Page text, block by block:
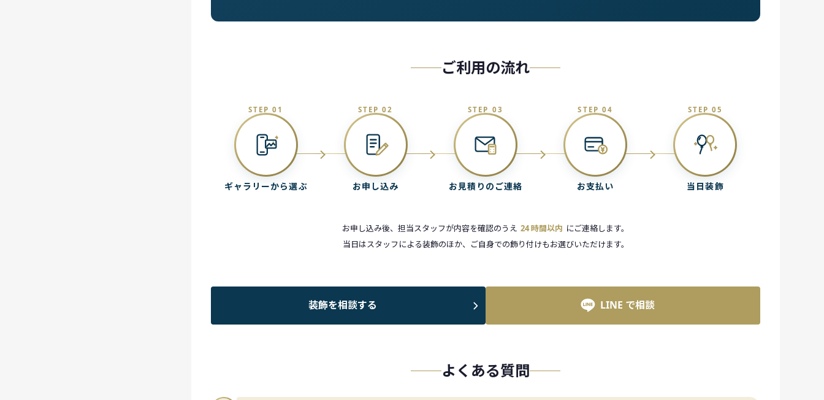
ご利用の流れ
STEP 01
ギャラリーから選ぶ
STEP 02
お申し込み
STEP 03
お見積りのご連絡
STEP 04
お支払い
STEP 05
当日装飾
お申し込み後、担当スタッフが内容を確認のうえ 24 時間以内 にご連絡します。
当日はスタッフによる装飾のほか、ご自身での飾り付けもお選びいただけます。
装飾を相談する LINE で相談
よくある質問